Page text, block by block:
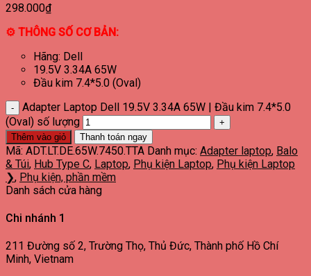
298.000₫
⚙ THÔNG SỐ CƠ BẢN:
Hãng: Dell
19.5V 3.34A 65W
Đầu kim 7.4*5.0 (Oval)
Adapter Laptop Dell 19.5V 3.34A 65W | Đầu kim 7.4*5.0
(Oval) số lượng
Thêm vào giỏ Thanh toán ngay
Mã: ADT.LT.DE.65W.7450.TTA Danh mục: Adapter laptop, Balo
& Túi, Hub Type C, Laptop, Phụ kiện Laptop, Phụ kiện Laptop
❯, Phụ kiện, phần mềm
Danh sách cửa hàng
Chi nhánh 1
211 Đường số 2, Trường Thọ, Thủ Đức, Thành phố Hồ Chí
Minh, Vietnam